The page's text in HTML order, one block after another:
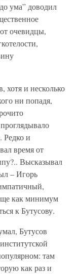
ума” доводил
очевидцы,
хотя и несколько
ни попадя,
Редко и
время от
Высказывал
– Игорь
как минимум
к Бутусову.
Бутусов
там
как раз и